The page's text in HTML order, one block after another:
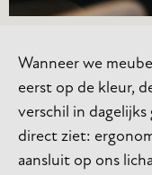
Wanneer we
eerst op de kleur,
verschil in
direct ziet:
aansluit op ons